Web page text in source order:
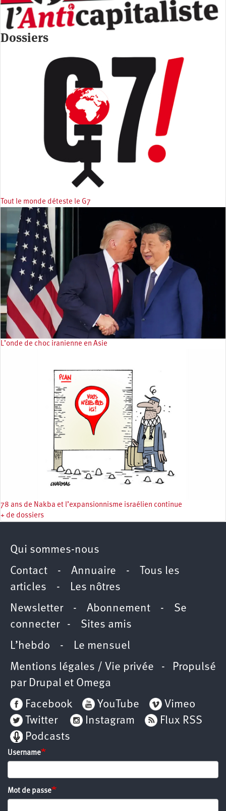
Dossiers
Tout le monde déteste le G7
L’onde de choc iranienne en Asie
78 ans de Nakba et l’expansionnisme israélien continue
+ de dossiers
Qui sommes-nous
Contact - Annuaire -
Tous les
articles - Les nôtres
Newsletter- Abonnement - Se
connecter- Sites amis
L’hebdo - Le mensuel
Mentions légales / Vie privée - Propulsé
par Drupal et Omega
Facebook
YouTube
Vimeo
Twitter
Instagram
Flux RSS
Podcasts
Username
Mot de passe